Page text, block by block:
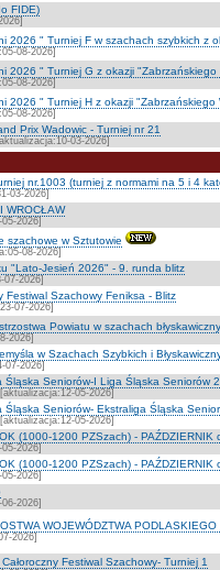
FIDE)
2026 " Turniej F w szachach szybkich z
08-2026]
2026 " Turniej G z okazji "Zabrzańskiego
08-2026]
2026 " Turniej H z okazji "Zabrzańskiego
08-2026]
Prix Wadowic - Turniej nr 21
03-2026]
nr.1003 (turniej z normami na 5 i 4
03-2026]
WROCŁAW
2026]
szachowe w Sztutowie
08-2026]
"Lato-Jesień 2026" - 9. runda blitz
07-2026]
Festiwal Szachowy Feniksa - Blitz
07-2026]
Powiatu w szachach
2026]
w Szachach Szybkich i
07-2026]
Śląska Seniorów-I Liga Śląska Seniorów
05-2026]
Śląska Seniorów- Ekstraliga Śląska
05-2026]
(1000-1200 PZSzach) - PAŹDZIERNIK
2026]
(1000-1200 PZSzach) - PAŹDZIERNIK
2026]
2026]
WOJEWÓDZTWA
2026]
Festiwal Szachowy- Turniej 1